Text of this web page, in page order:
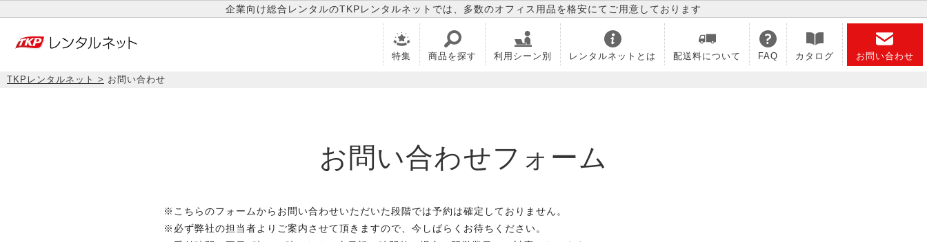
企業向け総合レンタルのTKPレンタルネットでは、多数のオフィス用品を格安にてご用意しております
特集 商品を探す 利用シーン別 レンタルネットとは 配送料について FAQ カタログ お問い合わせ
TKPレンタルネット お問い合わせ
お問い合わせフォーム
※こちらのフォームからお問い合わせいただいた段階では予約は確定しておりません。
※必ず弊社の担当者よりご案内させて頂きますので、今しばらくお待ちください。